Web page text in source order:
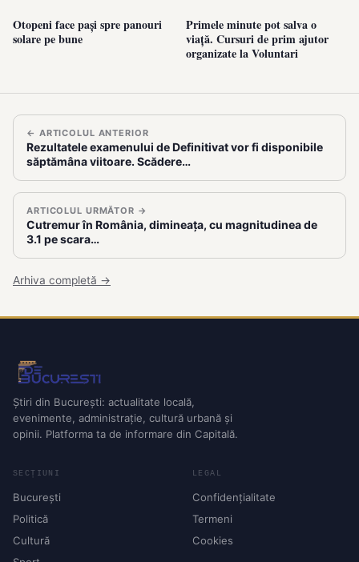
Otopeni face pași spre panouri
solare pe bune
Primele minute pot salva o
viață. Cursuri de prim ajutor
organizate la Voluntari
← ARTICOLUL ANTERIOR
Rezultatele examenului de Definitivat vor fi disponibile
săptămâna viitoare. Scădere…
ARTICOLUL URMĂTOR →
Cutremur în România, dimineața, cu magnitudinea de
3.1 pe scara…
Arhiva completă →
Știri din București: actualitate locală,
evenimente, administrație, cultură urbană și
opinii. Platforma ta de informare din Capitală.
SECȚIUNI
București
Politică
Cultură
LEGAL
Confidențialitate
Termeni
Cookies